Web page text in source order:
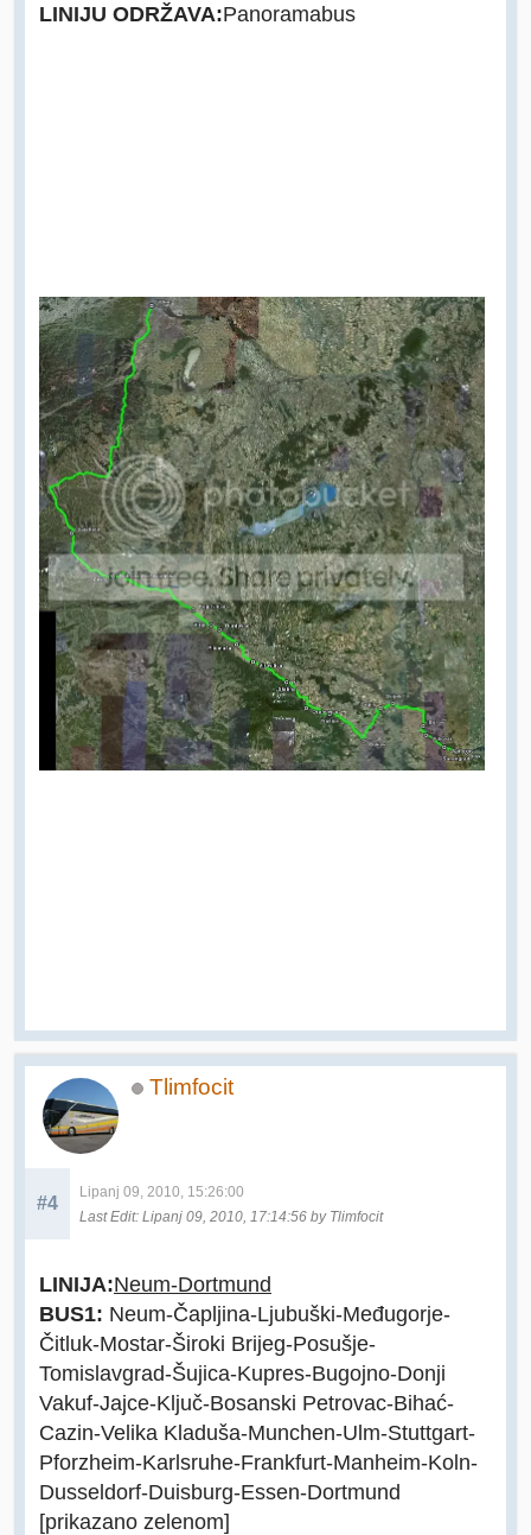
LINIJU ODRŽAVA:Panoramabus
Tlimfocit
#4
Lipanj 09, 2010, 15:26:00
Last Edit: Lipanj 09, 2010, 17:14:56 by Tlimfocit
LINIJA:Neum-Dortmund
BUS1: Neum-Čapljina-Ljubuški-Međugorje-
Čitluk-Mostar-Široki Brijeg-Posušje-
Tomislavgrad-Šujica-Kupres-Bugojno-Donji
Vakuf-Jajce-Ključ-Bosanski Petrovac-Bihać-
Cazin-Velika Kladuša-Munchen-Ulm-Stuttgart-
Pforzheim-Karlsruhe-Frankfurt-Manheim-Koln-
Dusseldorf-Duisburg-Essen-Dortmund
[prikazano zelenom]